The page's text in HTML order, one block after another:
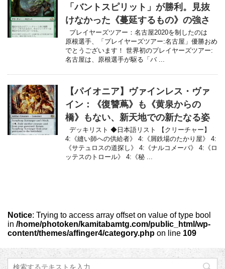
「バントスピリット」が勝利。見抜
けなかった《蔓延するもの》の強さ
プレイヤーズツアー：名古屋2020を制したのは
原根選手、「プレイヤーズツアー:名古屋」優勝おめ
でとうございます！ 世界初のプレイヤーズツアー:
名古屋は、原根選手が駆る「バ ...
【パイオニア】ヴァインレス・ヴァ
イン：《復讐蔦》も《黄泉からの
橋》もない、新天地での新たなる姿
デッキリスト ◆日本語リスト 【クリーチャー】
4:《縫い師への供給者》 4:《屑鉄場のたかり屋》 4:
《サテュロスの道探し》 4:《ナルコメーバ》 4:《ロ
ッテスのトロール》 4:《秘 ...
Notice: Trying to access array offset on value of type bool
in /home/photoken/kamitabamtg.com/public_html/wp-
content/themes/affinger4/category.php on line 109